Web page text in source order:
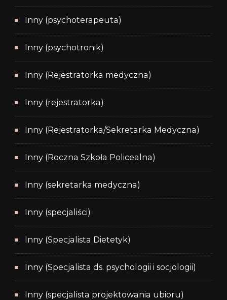
Inny (psychoterapeuta)
Inny (psychotronik)
Inny (Rejestratorka medyczna)
Inny (rejestratorka)
Inny (Rejestratorka/Sekretarka Medyczna)
Inny (Roczna Szkoła Policealna)
Inny (sekretarka medyczna)
Inny (specjaliści)
Inny (Specjalista Dietetyk)
Inny (Specjalista ds. psychologii i socjologii)
Inny (specjalista projektowania ubioru)